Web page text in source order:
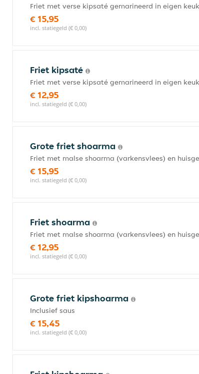
Friet met verse kipsaté gemarineerd in eigen
€ 15,95
incl. statiegeld (€ 0,00)
Friet kipsaté
Friet met verse kipsaté gemarineerd in eigen
€ 12,95
incl. statiegeld (€ 0,00)
Grote friet shoarma
Friet met malse shoarma (varkensvlees) en
€ 15,95
incl. statiegeld (€ 0,00)
Friet shoarma
Friet met malse shoarma (varkensvlees) en
€ 12,95
incl. statiegeld (€ 0,00)
Grote friet kipshoarma
Inclusief saus
€ 15,45
incl. statiegeld (€ 0,00)